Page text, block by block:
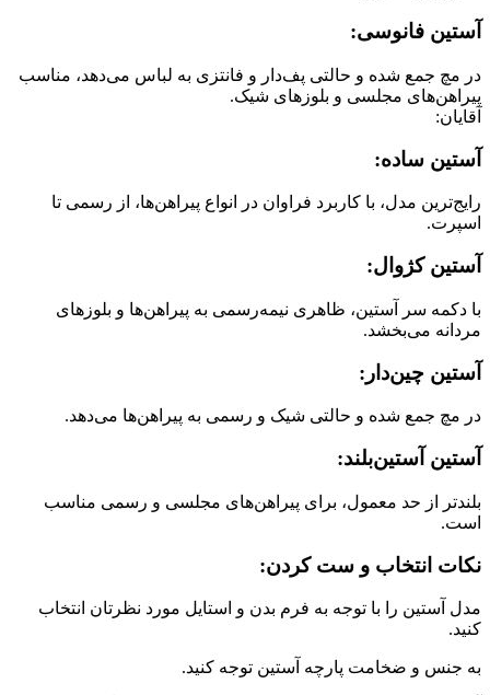
آستین فانوسی:
در مچ جمع شده و حالتی پف‌دار و فانتزی به لباس می‌دهد، مناسب
پیراهن‌های مجلسی و بلوزهای شیک.
آقایان:
آستین ساده:
رایج‌ترین مدل، با کاربرد فراوان در انواع پیراهن‌ها، از رسمی تا
اسپرت.
آستین کژوال:
با دکمه سر آستین، ظاهری نیمه‌رسمی به پیراهن‌ها و بلوزهای
مردانه می‌بخشد.
آستین چین‌دار:
در مچ جمع شده و حالتی شیک و رسمی به پیراهن‌ها می‌دهد.
آستین آستین‌بلند:
بلندتر از حد معمول، برای پیراهن‌های مجلسی و رسمی مناسب
است.
نکات انتخاب و ست کردن:
مدل آستین را با توجه به فرم بدن و استایل مورد نظرتان انتخاب
کنید.
به جنس و ضخامت پارچه آستین توجه کنید.